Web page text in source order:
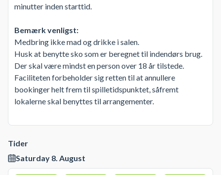
minutter inden starttid.
Bemærk venligst:
Medbring ikke mad og drikke i salen.
Husk at benytte sko som er beregnet til indendørs brug.
Der skal være mindst en person over 18 år tilstede.
Faciliteten forbeholder sig retten til at annullere
bookinger helt frem til spilletidspunktet, såfremt
lokalerne skal benyttes til arrangementer.
Tider
Saturday 8. August